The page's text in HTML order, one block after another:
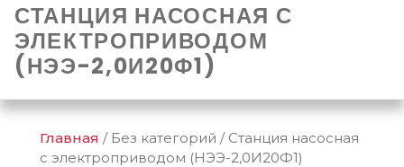
СТАНЦИЯ НАСОСНАЯ С
ЭЛЕКТРОПРИВОДОМ
(НЭЭ-2,0И20Ф1)
Главная / Без категорий / Станция насосная
с электроприводом (НЭЭ-2,0И20Ф1)